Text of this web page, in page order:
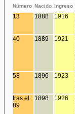
Número Nacido Ingreso
13 1888 1916
40 1889 1921
58 1896 1923
tras el
89
1898 1926